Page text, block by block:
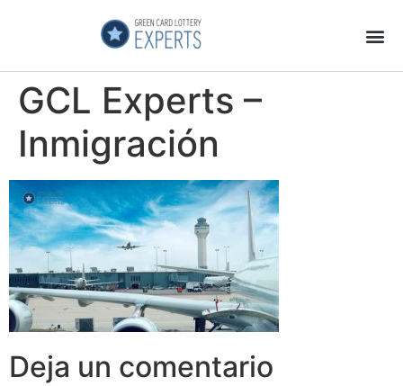
GCL Experts –
Inmigración
Deja un comentario